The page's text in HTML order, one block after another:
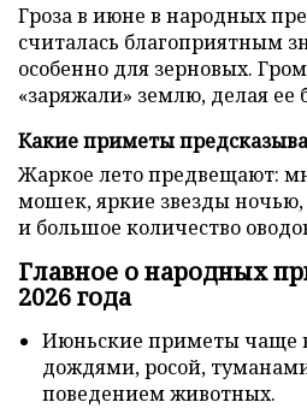
Гроза в июне в народных
считалась благоприятным
особенно для зерновых.
«заряжали» землю, делая ее
Какие приметы
Жаркое лето предвещают:
мошек, яркие звезды
и большое количество
Главное о народных
2026 года
Июньские приметы чаще
дождями, росой,
поведением животных.